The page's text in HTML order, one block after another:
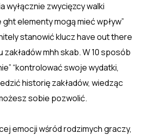
wyłącznie zwycięzcy walki
elementy mogą mieć wpływ”
stanowić klucz have out there
mhh skab. W 10 sposób
“kontrolować swoje wydatki,
historię zakładów, wiedząc
sobie pozwolić.
emocji wśród rodzimych graczy,